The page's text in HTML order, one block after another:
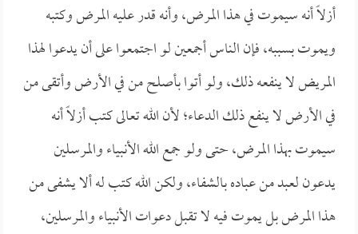
أزلاً أنه سيموت في هذا المرض، وأنه قدر عليه المرض وكتبه
ويموت بسببه، فإن الناس أجمعين لو اجتمعوا على أن يدعوا لهذا
المريض لا ينفعه ذلك، ولو أتوا بأصلح من في الأرض وأتقى من
في الأرض لا ينفع ذلك الدعاء؛ لأن الله تعالى كتب أزلاً أنه
سيموت بهذا المرض، حتى ولو جمع الله الأنبياء والمرسلين
يدعون لعبد من عباده بالشفاء، ولكن الله كتب له ألا يشفى من
هذا المرض بل يموت فيه لا تقبل دعوات الأنبياء والمرسلين،